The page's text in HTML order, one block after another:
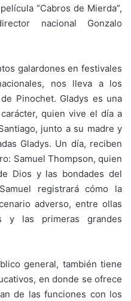
“Cabros de Mierda”,
nacional Gonzalo
galardones en festivales
nos lleva a los
Pinochet. Gladys es una
quien vive el día a
junto a su madre y
Gladys. Un día, reciben
Samuel Thompson, quien
Dios y las bondades del
registrará cómo la
adverso, entre ollas
y las primeras grandes
general, también tiene
en donde se ofrece
de las funciones con los